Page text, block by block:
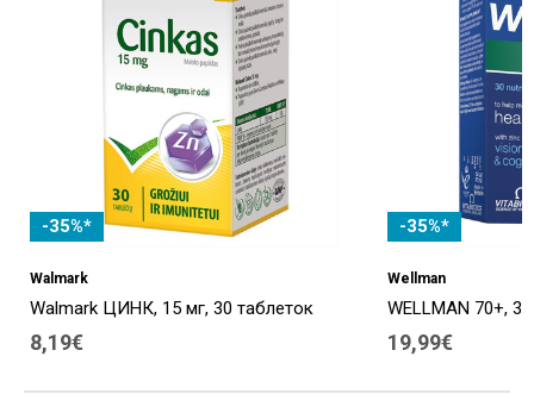
-35%*
Walmark
Walmark ЦИНК, 15 мг, 30 таблеток
8,19€
-35%*
Wellman
WELLMAN 70+,
19,99€